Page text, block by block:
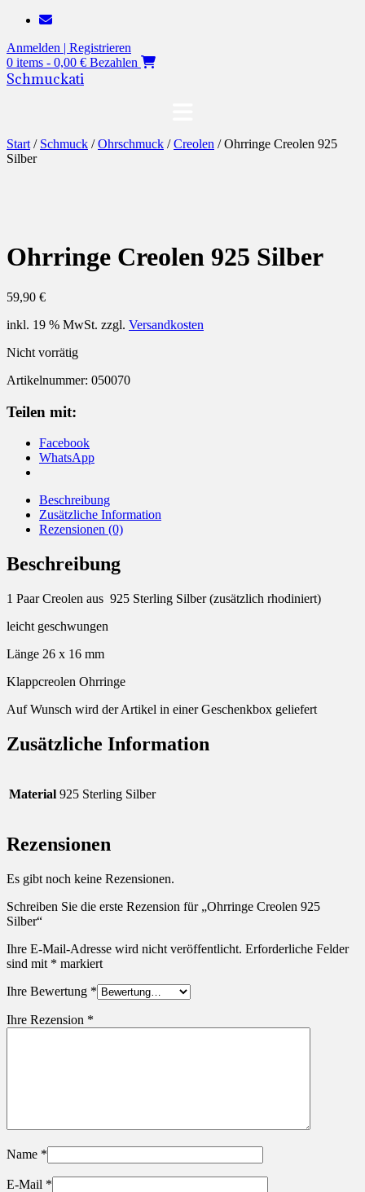
Zum
springen
Anmelden | Registrieren
0 items - 0,00 € Bezahlen
Schmuckati
Start / Schmuck /Ohrschmuck /Creolen / Ohrringe Creolen 925
Silber
Ohrringe Creolen 925 Silber
59,90 €
inkl. 19 % MwSt. zzgl. Versandkosten
Nicht vorrätig
Artikelnummer: 050070
Teilen mit:
Facebook
WhatsApp
Beschreibung
Zusätzliche Information
Rezensionen (0)
Beschreibung
1 Paar Creolen aus 925 Sterling Silber (zusätzlich rhodiniert)
leicht geschwungen
Länge 26 x 16 mm
Klappcreolen Ohrringe
Auf Wunsch wird der Artikel in einer Geschenkbox geliefert
Zusätzliche Information
Material 925 Sterling Silber
Rezensionen
Es gibt noch keine Rezensionen.
Schreiben Sie die erste Rezension für „Ohrringe Creolen 925
Silber“
Ihre E-Mail-Adresse wird nicht veröffentlicht. Erforderliche Felder
sind mit * markiert
Ihre Bewertung *
Ihre Rezension *
Name *
E-Mail *